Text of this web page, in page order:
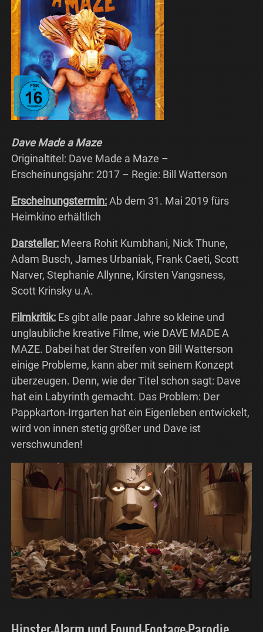
Dave Made a Maze
Originaltitel: Dave Made a Maze –
Erscheinungsjahr: 2017 – Regie: Bill Watterson
Erscheinungstermin:Ab dem 31. Mai 2019 fürs
Heimkino erhältlich
Darsteller:Meera Rohit Kumbhani, Nick Thune,
Adam Busch, James Urbaniak, Frank Caeti, Scott
Narver, Stephanie Allynne, Kirsten Vangsness,
Scott Krinsky u.A.
Filmkritik:Es gibt alle paar Jahre so kleine und
unglaubliche kreative Filme, wie DAVE MADE A
MAZE. Dabei hat der Streifen von Bill Watterson
einige Probleme, kann aber mit seinem Konzept
überzeugen. Denn, wie der Titel schon sagt: Dave
hat ein Labyrinth gemacht. Das Problem: Der
Pappkarton-Irrgarten hat ein Eigenleben entwickelt,
wird von innen stetig größer und Dave ist
verschwunden!